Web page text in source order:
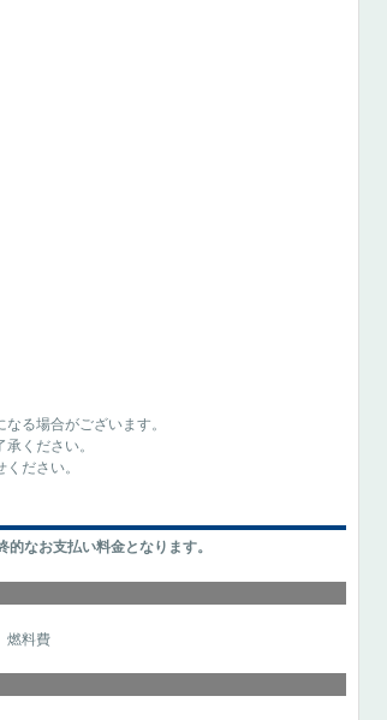
る場合がございます。
ください。
ださい。
的なお支払い料金となります。
燃料費